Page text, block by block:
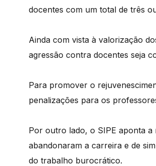
docentes com um total de três
Ainda com vista à valorização
agressão contra docentes seja
Para promover o
penalizações para os
Por outro lado, o SIPE aponta a
abandonaram a carreira e de
do trabalho burocrático.